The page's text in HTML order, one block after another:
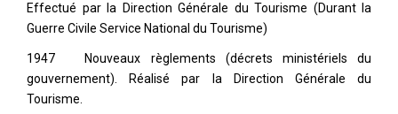
Effectué par la Direction Générale du Tourisme (Durant la
Guerre Civile Service National du Tourisme)
1947 Nouveaux règlements (décrets ministériels du
gouvernement). Réalisé par la Direction Générale du
Tourisme.